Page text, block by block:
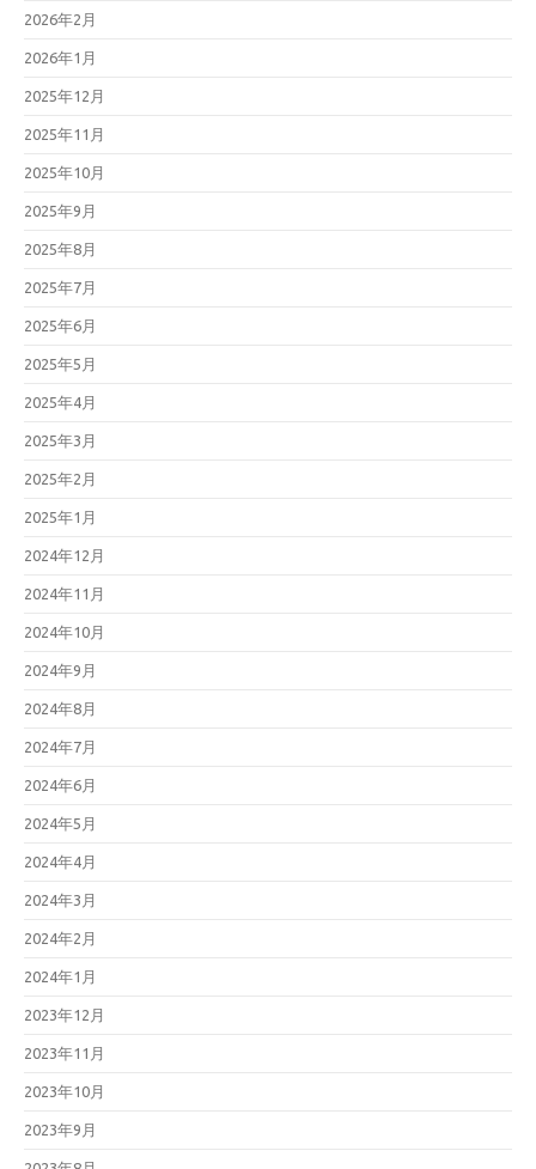
2026年2月
2026年1月
2025年12月
2025年11月
2025年10月
2025年9月
2025年8月
2025年7月
2025年6月
2025年5月
2025年4月
2025年3月
2025年2月
2025年1月
2024年12月
2024年11月
2024年10月
2024年9月
2024年8月
2024年7月
2024年6月
2024年5月
2024年4月
2024年3月
2024年2月
2024年1月
2023年12月
2023年11月
2023年10月
2023年9月